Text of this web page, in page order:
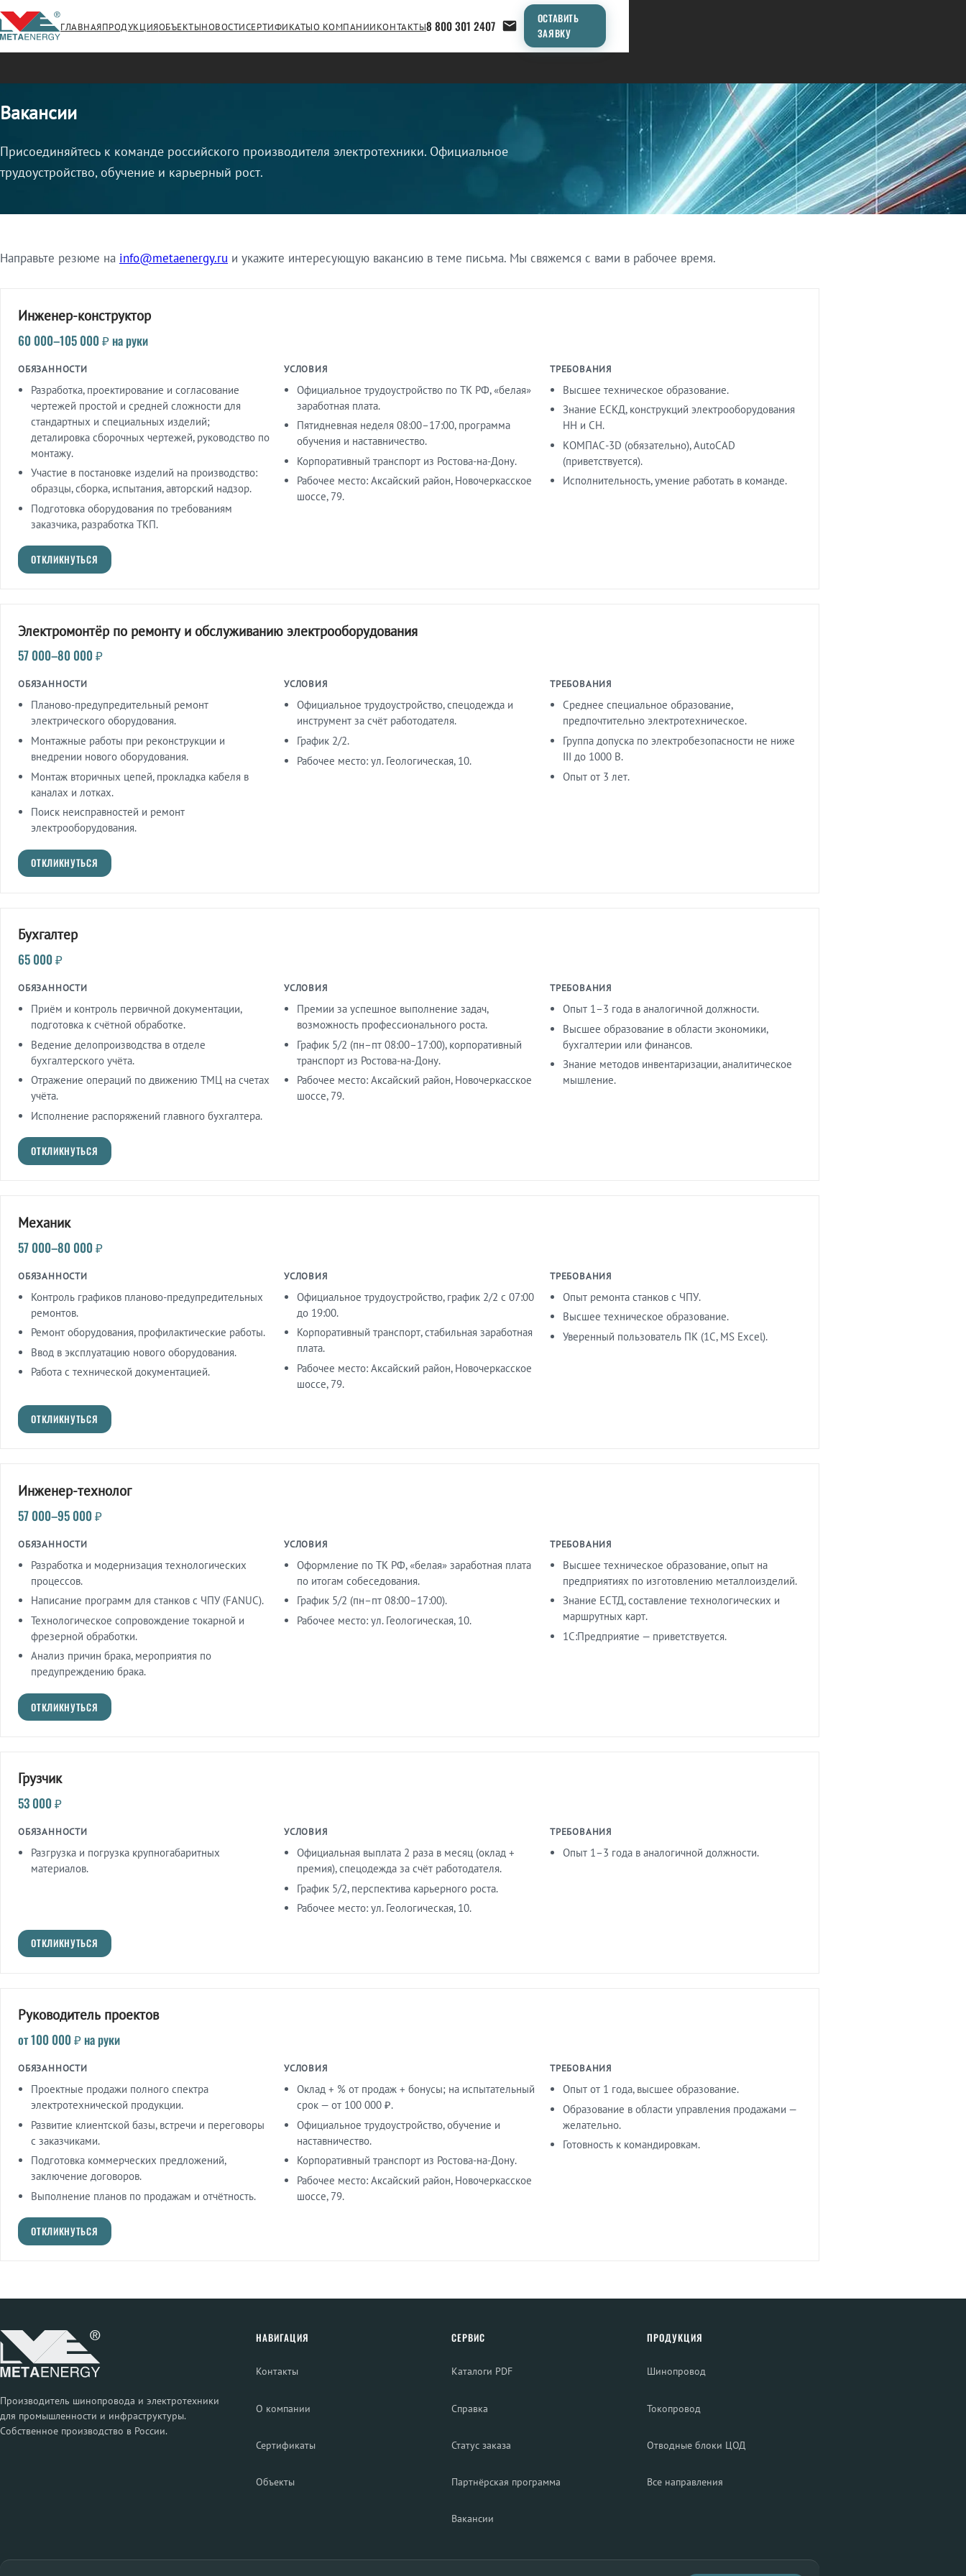
ГЛАВНАЯПРОДУКЦИЯОБЪЕКТЫНОВОСТИСЕРТИФИКАТЫО КОМПАНИИКОНТАКТЫ8 800 301 2407
ОСТАВИТЬ
ЗАЯВКУ
Вакансии
Присоединяйтесь к команде российского производителя электротехники. Официальное
трудоустройство, обучение и карьерный рост.
Направьте резюме на info@metaenergy.ru и укажите интересующую вакансию в теме письма. Мы свяжемся с вами в рабочее время.
Инженер-конструктор
60 000–105 000 ₽ на руки
ОБЯЗАННОСТИ
Разработка, проектирование и согласование
чертежей простой и средней сложности для
стандартных и специальных изделий;
деталировка сборочных чертежей, руководство по
монтажу.
Участие в постановке изделий на производство:
образцы, сборка, испытания, авторский надзор.
Подготовка оборудования по требованиям
заказчика, разработка ТКП.
УСЛОВИЯ
Официальное трудоустройство по ТК РФ, «белая»
заработная плата.
Пятидневная неделя 08:00–17:00, программа
обучения и наставничество.
Корпоративный транспорт из Ростова-на-Дону.
Рабочее место: Аксайский район, Новочеркасское
шоссе, 79.
ТРЕБОВАНИЯ
Высшее техническое образование.
Знание ЕСКД, конструкций электрооборудования
НН и СН.
КОМПАС-3D (обязательно), AutoCAD
(приветствуется).
Исполнительность, умение работать в команде.
ОТКЛИКНУТЬСЯ
Электромонтёр по ремонту и обслуживанию электрооборудования
57 000–80 000 ₽
ОБЯЗАННОСТИ
Планово-предупредительный ремонт
электрического оборудования.
Монтажные работы при реконструкции и
внедрении нового оборудования.
Монтаж вторичных цепей, прокладка кабеля в
каналах и лотках.
Поиск неисправностей и ремонт
электрооборудования.
УСЛОВИЯ
Официальное трудоустройство, спецодежда и
инструмент за счёт работодателя.
График 2/2.
Рабочее место: ул. Геологическая, 10.
ТРЕБОВАНИЯ
Среднее специальное образование,
предпочтительно электротехническое.
Группа допуска по электробезопасности не ниже
III до 1000 В.
Опыт от 3 лет.
ОТКЛИКНУТЬСЯ
Бухгалтер
65 000 ₽
ОБЯЗАННОСТИ
Приём и контроль первичной документации,
подготовка к счётной обработке.
Ведение делопроизводства в отделе
бухгалтерского учёта.
Отражение операций по движению ТМЦ на счетах
учёта.
Исполнение распоряжений главного бухгалтера.
УСЛОВИЯ
Премии за успешное выполнение задач,
возможность профессионального роста.
График 5/2 (пн–пт 08:00–17:00), корпоративный
транспорт из Ростова-на-Дону.
Рабочее место: Аксайский район, Новочеркасское
шоссе, 79.
ТРЕБОВАНИЯ
Опыт 1–3 года в аналогичной должности.
Высшее образование в области экономики,
бухгалтерии или финансов.
Знание методов инвентаризации, аналитическое
мышление.
ОТКЛИКНУТЬСЯ
Механик
57 000–80 000 ₽
ОБЯЗАННОСТИ
Контроль графиков планово-предупредительных
ремонтов.
Ремонт оборудования, профилактические работы.
Ввод в эксплуатацию нового оборудования.
Работа с технической документацией.
УСЛОВИЯ
Официальное трудоустройство, график 2/2 с 07:00
до 19:00.
Корпоративный транспорт, стабильная заработная
плата.
Рабочее место: Аксайский район, Новочеркасское
шоссе, 79.
ТРЕБОВАНИЯ
Опыт ремонта станков с ЧПУ.
Высшее техническое образование.
Уверенный пользователь ПК (1С, MS Excel).
ОТКЛИКНУТЬСЯ
Инженер-технолог
57 000–95 000 ₽
ОБЯЗАННОСТИ
Разработка и модернизация технологических
процессов.
Написание программ для станков с ЧПУ (FANUC).
Технологическое сопровождение токарной и
фрезерной обработки.
Анализ причин брака, мероприятия по
предупреждению брака.
УСЛОВИЯ
Оформление по ТК РФ, «белая» заработная плата
по итогам собеседования.
График 5/2 (пн–пт 08:00–17:00).
Рабочее место: ул. Геологическая, 10.
ТРЕБОВАНИЯ
Высшее техническое образование, опыт на
предприятиях по изготовлению металлоизделий.
Знание ЕСТД, составление технологических и
маршрутных карт.
1С:Предприятие — приветствуется.
ОТКЛИКНУТЬСЯ
Грузчик
53 000 ₽
ОБЯЗАННОСТИ
Разгрузка и погрузка крупногабаритных
материалов.
УСЛОВИЯ
Официальная выплата 2 раза в месяц (оклад +
премия), спецодежда за счёт работодателя.
График 5/2, перспектива карьерного роста.
Рабочее место: ул. Геологическая, 10.
ТРЕБОВАНИЯ
Опыт 1–3 года в аналогичной должности.
ОТКЛИКНУТЬСЯ
Руководитель проектов
от 100 000 ₽ на руки
ОБЯЗАННОСТИ
Проектные продажи полного спектра
электротехнической продукции.
Развитие клиентской базы, встречи и переговоры
с заказчиками.
Подготовка коммерческих предложений,
заключение договоров.
Выполнение планов по продажам и отчётность.
УСЛОВИЯ
Оклад + % от продаж + бонусы; на испытательный
срок — от 100 000 ₽.
Официальное трудоустройство, обучение и
наставничество.
Корпоративный транспорт из Ростова-на-Дону.
Рабочее место: Аксайский район, Новочеркасское
шоссе, 79.
ТРЕБОВАНИЯ
Опыт от 1 года, высшее образование.
Образование в области управления продажами —
желательно.
Готовность к командировкам.
ОТКЛИКНУТЬСЯ
Производитель шинопровода и электротехники
для промышленности и инфраструктуры.
Собственное производство в России.
НАВИГАЦИЯ
Контакты
О компании
Сертификаты
Объекты
СЕРВИС
Каталоги PDF
Справка
Статус заказа
Партнёрская программа
Вакансии
ПРОДУКЦИЯ
Шинопровод
Токопровод
Отводные блоки ЦОД
Все направления